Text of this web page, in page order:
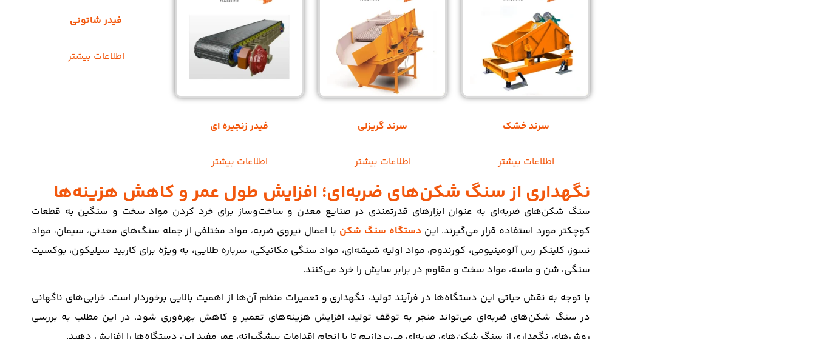
سرند خشک
اطلاعات بیشتر
سرند گریزلی
اطلاعات بیشتر
فیدر زنجیره ای
اطلاعات بیشتر
فیدر شاتونی
اطلاعات بیشتر
نگهداری از سنگ شکن‌های ضربه‌ای؛ افزایش طول عمر و کاهش هزینه‌ها
سنگ شکن‌های ضربه‌ای به عنوان ابزارهای قدرتمندی در صنایع معدن و ساخت‌وساز برای خرد کردن مواد سخت و سنگین به قطعات
کوچکتر مورد استفاده قرار می‌گیرند. ایندستگاه سنگ شکن با اعمال نیروی ضربه، مواد مختلفی از جمله سنگ‌های معدنی، سیمان، مواد
نسوز، کلینکر رس آلومینیومی، کورندوم، مواد اولیه شیشه‌ای، مواد سنگی مکانیکی، سرباره طلایی، به ویژه برای کاربید سیلیکون، بوکسیت
سنگی، شن و ماسه، مواد سخت و مقاوم در برابر سایش را خرد می‌کنند.
با توجه به نقش حیاتی این دستگاه‌ها در فرآیند تولید، نگهداری و تعمیرات منظم آن‌ها از اهمیت بالایی برخوردار است. خرابی‌های ناگهانی
در سنگ شکن‌های ضربه‌ای می‌تواند منجر به توقف تولید، افزایش هزینه‌های تعمیر و کاهش بهره‌وری شود. در این مطلب به بررسی